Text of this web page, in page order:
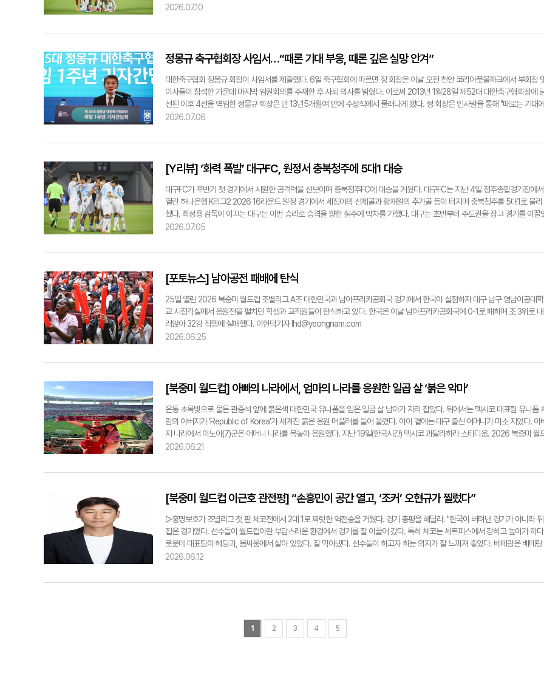
핌, 단레이, 데커스를 집중 투입했다. 그들은 후반 대구의 공격에 활기를 더했고, 결국 마지막 역전골을 성공 시켰다. 전·후반을 나눈
수"라며 "대구FC의 전술적인 부분에 좀 더 적응한다면 더욱 파괴력 있는 선수가 될 것"이라고 기대했다. 이날 결승골을 넣은 단레
이는 "데뷔골을 넣게 돼 정말 행복하다. 좋은 시즌을 보내기 위해 최대한 빨리 적응하려 노력 중이다"라고 소감을 전했다. 노진실기
자 know@yeongnam.com
다. 세징야를 비롯해 이림, 황재원, 한종무, 김주공까지 다섯 명이 고르게 득점하며 다양한 공격 루트를 보여줬다. 대구FC 구단측은
비며 수비진에 지속적인 부담을 주고, 연계 플레이 능력 또한 뛰어나 팀 공격 전개에 기여할 수 있는 자원으로 평가된다. 성남FC는
최근 6경기 연속 무승으로 주춤하며 리그 11위에 머물러 있고, 득점력에서도 하위권에 위치해 있다. 그러나 수비 조직력이 탄탄한
팀인 만큼 방심은 금물이란 지적이 나온다. 양 팀은 2022년 이후 약 4년 만에 맞대결을 펼친다. 대구는 최근 10경기에서 6승 4무
로 성남에 강한 모습을 보여왔다. 축구 팬들은 상승세를 탄 대구FC의 활약에 기대감을 나타내고 있다. 오랜만에 경기장을 찾는 팬
들을 위해 대구iM뱅크PARK에서는 경기 전 선수단 팬 사인회와 그라운드 오픈 등 다양한 프로그램을 선보인다. '행운의 7초를 잡
아라' 이벤트와 함께 하프타임에는 티웨이항공, 팬스타크루즈, 이월드 경품 추첨이 이어질 예정이다. 자세한 이벤트 라인업과 내용
2026.07.10
정몽규 축구협회장 사임서…“때론 기대 부응, 때론 깊은 실망 안겨”
대한축구협회 정몽규 회장이 사임서를 제출했다. 6일 축구협회에 따르면 정 회장은 이날 오전 천안 코리아풋볼파크에서 부회장
이사들이 참석한 가운데 마지막 임원회의를 주재한 후 사퇴 의사를 밝혔다. 이로써 2013년 1월28일 제52대 대한축구협회장에
선된 이후 4선을 역임한 정몽규 회장은 만 13년5개월여 만에 수장직에서 물러나게 됐다. 정 회장은 인사말을 통해 "때로는 기대에
부응했고 때로는 깊은 실망을 안겨드리기도 했으며, 모든 부족함과 과오는 오롯이 저의 책임"이라고 밝혔다. 노진실기자
2026.07.06
[Y리뷰] ‘화력 폭발’ 대구FC, 원정서 충북청주에 5대1 대승
대구FC가 후반기 첫 경기에서 시원한 공격력을 선보이며 충북청주FC에 대승을 거뒀다. 대구FC는 지난 4일 청주종합경기장에서
열린 하나은행 K리그2 2026 16라운드 원정 경기에서 세징야의 선제골과 황재원의 추가골 등이 터지며 충북청주를 5대1로 물리
쳤다. 최성용 감독이 이끄는 대구는 이번 승리로 승격을 향한 질주에 박차를 가했다. 대구는 초반부터 주도권을 잡고 경기를 이끌
다. 전반 27분 '리빙 레전드' 세징야의 선제포가 골문을 가르며 기선 제압에 성공했다. 상대의 수비를 맞고 굴절된 공을 노린 오른발
이어 후반 27분 한종무, 후반 28분 김주공의 연속 골이 나오면서 대구는 한 경기 5골을 뽑아내며 원정 팬들을 환호하게 만들었다.
하지만, 경기는 무실점으로 끝나지 못해 팬들에게 약간의 아쉬움을 남겼다. 충북청주의 가르시아가 후반 추격골을 터뜨리며 만회
에 나선 것. 물론, 대구의 화력을 막기엔 역부족이었다. 이날 경기는 5대1이라는 대구의 압도적인 승리로 마무리됐다. 한편, 대구FC
는 홈경기에서 다시 한번 승리에 도전한다. 대구는 오는 11일 대구iM뱅크파크에서 성남FC와 17라운드 맞대결을 펼칠 예정이다. 노
진실기자 know@yeongnam.com
2026.07.05
[포토뉴스] 남아공전 패배에 탄식
25일 열린 2026 북중미 월드컵 조별리그 A조 대한민국과 남아프리카공화국 경기에서 한국이 실점하자 대구 남구 영남이공대학
교 시청각실에서 응원전을 펼치던 학생과 교직원들이 탄식하고 있다. 한국은 이날 남아프리카공화국에 0-1로 패하며 조 3위로 내
려앉아 32강 직행에 실패했다. 이현덕기자 lhd@yeongnam.com
2026.06.25
[북중미 월드컵] 아빠의 나라에서, 엄마의 나라를 응원한 일곱 살 ‘붉은 악마’
온통 초록빛으로 물든 관중석 앞에 붉은색 대한민국 유니폼을 입은 일곱 살 남아가 자리 잡았다. 뒤에서는 멕시코 대표팀 유니폼
림의 아버지가 'Republic of Korea'가 새겨진 붉은 응원 머플러를 들어 올렸다. 아이 곁에는 대구 출신 어머니가 미소 지었다. 아
지 나라에서 이노아(7)군은 어머니 나라를 목놓아 응원했다. 지난 19일(한국시간) 멕시코 과달라하라 스타디움. 2026 북중미 월
컵 조별리그 A조 한국과 멕시코의 경기가 열린 이곳은 킥오프 전부터 축제장을 방불케 했다. 경기장 주변엔 국기를 든 현지 팬들이
날이었다. 이그나시오씨는 멕시코 팀을 상징하는 초록색 유니폼을 입고 관중석에 앉았다. 이현미씨 마음은 자연스레 대한민국 쪽
으로 향했다. 대구에서 태어나 자란 그에게 태극마크는 고향을 떠올리게 했다. 아들 노아도 이날 어머니의 나라를 상징하는 붉은 옷
을 입고 나왔다. 스타디움 안은 개최국을 향한 열기로 뜨거웠다. 그 속에서 노아는 어머니 곁에 섰고, 아버지는 붉은 악마 응원 머플
러를 치켜 들었다. 이씨는 " 멕시코에서 한국 대표팀 경기를 직접 보는 것만으로도 특별했는데, 아이가 붉은 유니폼을 입고 함께해
더 뭉클했다"며 "대구에서 자란 제게 한국은 늘 그리운 고향이다. 아들이 그 뿌리를 자연스럽게 느끼는 것 같아 뜻깊었다"고 했다.
노아는 "한국 유니폼을 입고 엄마 나라를 응원해서 좋았다"며 "멕시코도 아빠 나라라서 좋다"고 했다. 이씨와 이그나시오씨의 인연
"아이에게 한국과 멕시코 중 어느 한쪽만 선택하라고 말하고 싶지는 않다"며 "두 나라의 언어와 문화를 모두 소중히 여기며 자랐으
면 좋겠다"고 했다. 강승규기자 kang@yeongnam.com
2026.06.21
[북중미 월드컵 이근호 관전평] “손흥민이 공간 열고, ‘조커’ 오현규가 찔렀다”
▷홍명보호가 조별리그 첫 판 체코전에서 2대 1로 짜릿한 역전승을 거뒀다. 경기 총평을 해달라. "한국이 버텨낸 경기가 아니라 뒤
집은 경기였다. 선수들이 월드컵이란 부담스러운 환경에서 경기를 잘 이끌어 갔다. 특히 체코는 세트피스에서 강하고 높이가 까다
로운데 대표팀이 헤딩과, 몸싸움에서 살아 있었다. 잘 막아냈다. 선수들이 하고자 하는 의지가 잘 느껴져 좋았다. 베테랑은 베테랑
대로, 신예는 신예대로 맡은 역할을 해낸 경기였다. 특히 교체카드를 잘 써서 경기의 흐름을 변화시킨 게 인상적이었다" ▷손흥민
으로 경기에서도 기대가 크다." ▷'대구의 아들' 이한범이 깜짝카드로 출전했는데. "월드컵 첫 경기에서 안정적 라인을 잘 구축했다.
실수도 없었다. 황희찬은 후반에 들어와 속도를 높이면서 팀에 강한 에너지를 선사했다. 선수들이 지친 상황에서 과감한 드리블을
2026.06.12
1 2 3 4 5